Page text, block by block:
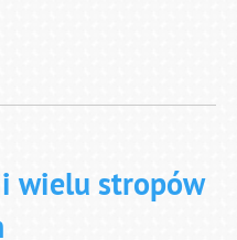
wielu stropów